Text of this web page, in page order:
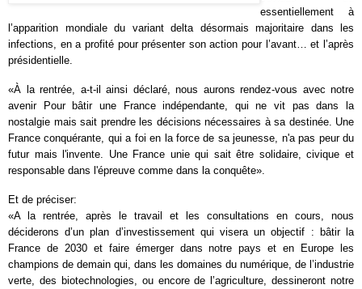
essentiellement à
l’apparition mondiale du variant delta désormais majoritaire dans les
infections, en a profité pour présenter son action pour l’avant… et l’après
présidentielle.
«À la rentrée, a-t-il ainsi déclaré, nous aurons rendez-vous avec notre
avenir Pour bâtir une France indépendante, qui ne vit pas dans la
nostalgie mais sait prendre les décisions nécessaires à sa destinée. Une
France conquérante, qui a foi en la force de sa jeunesse, n'a pas peur du
futur mais l'invente. Une France unie qui sait être solidaire, civique et
responsable dans l'épreuve comme dans la conquête».
Et de préciser:
«A la rentrée, après le travail et les consultations en cours, nous
déciderons d’un plan d’investissement qui visera un objectif : bâtir la
France de 2030 et faire émerger dans notre pays et en Europe les
champions de demain qui, dans les domaines du numérique, de l’industrie
verte, des biotechnologies, ou encore de l’agriculture, dessineront notre